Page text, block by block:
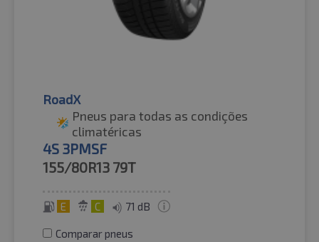
RoadX
Pneus para todas as condições
climatéricas
4S 3PMSF
155/80R13 79T
E C 71 dB
Comparar pneus